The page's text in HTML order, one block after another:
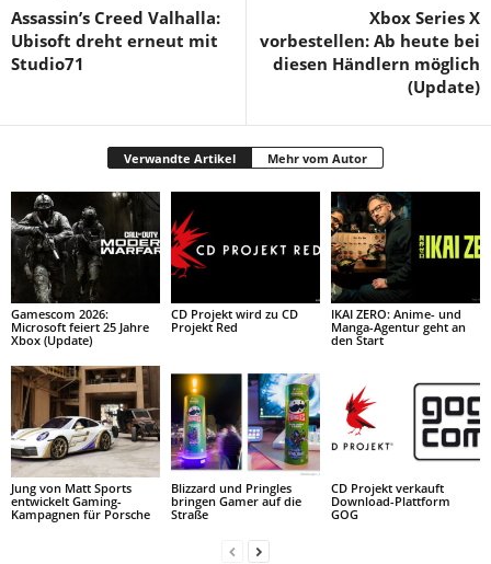
Assassin’s Creed Valhalla:
Ubisoft dreht erneut mit
Studio71
Xbox Series X
vorbestellen: Ab heute bei
diesen Händlern möglich
(Update)
Verwandte Artikel Mehr vom Autor
Gamescom 2026:
Microsoft feiert 25 Jahre
Xbox (Update)
CD Projekt wird zu CD
Projekt Red
IKAI ZERO: Anime- und
Manga-Agentur geht an
den Start
Jung von Matt Sports
entwickelt Gaming-
Kampagnen für Porsche
Blizzard und Pringles
bringen Gamer auf die
Straße
CD Projekt verkauft
Download-Plattform
GOG